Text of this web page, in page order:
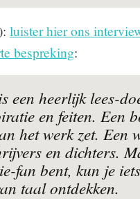
luister hier ons
bespreking:
een heerlijk lees-
en feiten. Een
het werk zet. Een
en dichters.
fan bent, kun je
taal ontdekken.